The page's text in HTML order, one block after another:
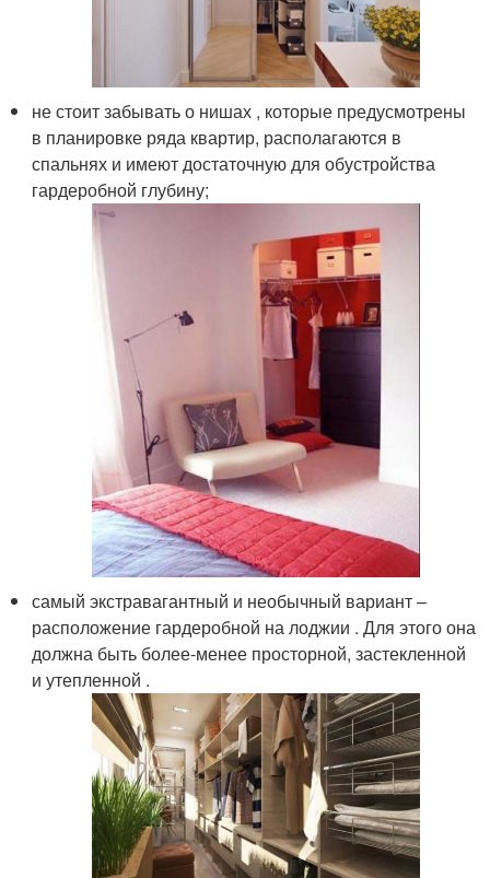
не стоит забывать о нишах , которые предусмотрены
в планировке ряда квартир, располагаются в
спальнях и имеют достаточную для обустройства
гардеробной глубину;
самый экстравагантный и необычный вариант –
расположение гардеробной на лоджии . Для этого она
должна быть более-менее просторной, застекленной
и утепленной .